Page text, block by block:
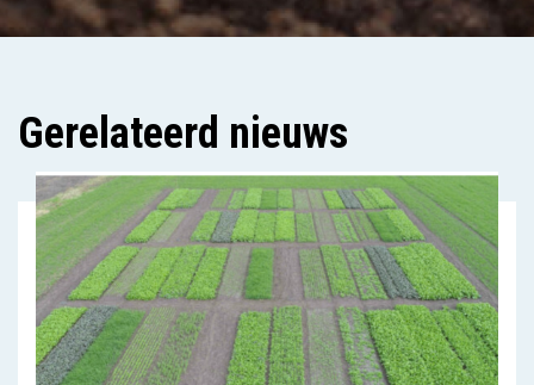
Gerelateerd nieuws